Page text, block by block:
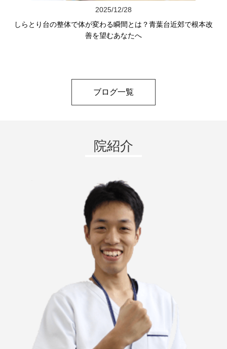
2025/12/28
しらとり台の整体で体が変わる瞬間とは？青葉台近郊で根本改
善を望むあなたへ
ブログ一覧
院紹介